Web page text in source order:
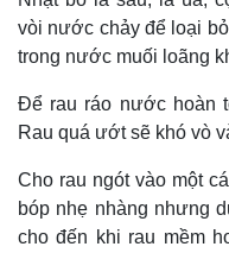
vòi nước chảy để loại
trong nước muối loãng
Để rau ráo nước hoàn
Rau quá ướt sẽ khó vò
Cho rau ngót vào một
bóp nhẹ nhàng nhưng
cho đến khi rau mềm